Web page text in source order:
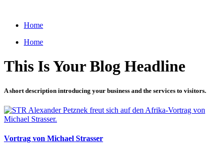
wechselnHome
Home
This Is Your Blog Headline
A short description introducing your business and the services to visitors.
Vortrag von Michael Strasser